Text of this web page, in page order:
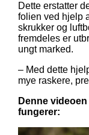
Dette erstatter
folien ved hjelp
skrukker og
fremdeles er
ungt marked.
– Med dette
mye raskere,
Denne
fungerer: